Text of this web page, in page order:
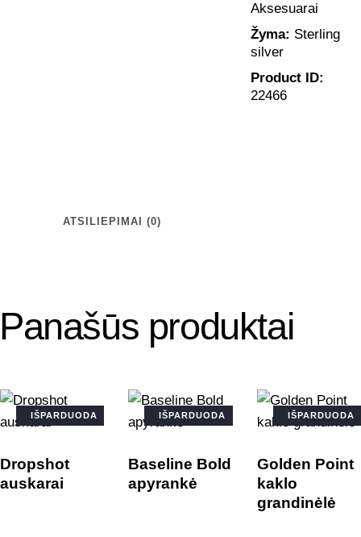
Aksesuarai
Žyma: Sterling
silver
Product ID:
22466
ATSILIEPIMAI (0)
Panašūs produktai
IŠPARDUODA
Dropshot
auskarai
IŠPARDUODA
Baseline Bold
apyrankė
IŠPARDUODA
Golden Point
kaklo
grandinėlė